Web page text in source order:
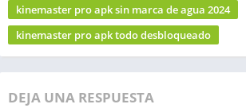
kinemaster pro apk sin marca de agua 2024
kinemaster pro apk todo desbloqueado
DEJA UNA RESPUESTA